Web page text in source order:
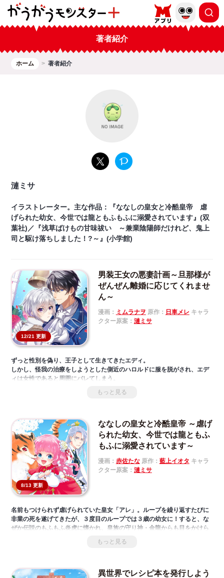
著者紹介
ホーム 著者紹介
漣ミサ
イラストレーター。主な作品：『ななしの皇女と冷酷皇帝 虐
げられた幼女、今世では龍ともふもふに溺愛されています』(双
葉社)／『浅草ばけもの甘味祓い ～兼業陰陽師だけれど、鬼上
司と駆け落ちしました！?～』(小学館)
12/21 更新
男装王女の悪妻計画～旦那様が
ぜんぜん離婚に応じてくれませ
ん～
漫画： ミムラナヲ 原作： 日車メレ キャラ
クター原案： 漣ミサ
ずっと性別を偽り、王子として生きてきたエディ。
しかし、怪我の治療をしようとした側近のハロルドに服を脱がされ、エデ
ィは女性であると周囲にバレてしまう。
重い処罰を受ける覚悟をしたエディだったが、彼女に下った王命はハロル
そんな彼女の思いとは裏腹にハロルドに溺愛される充実した新婚生活が始
まってしまい―――‼
もっと見る
8/13 更新
‎ななしの皇女と冷酷皇帝 ～虐げ
られた幼女、今世では龍ともふ
もふに溺愛されています～
漫画： 赤佐たな原作： 藍上イオタ キャラ
クター原案： 漣ミサ
名前もつけられず虐げられていた皇女「アレ」。ループを繰り返すたびに
非業の死を遂げてきたが、３度目のループでは３歳の幼女に！すると、な
ぜか伝説のもふもふ炎虎に懐かれ、皇族の守り神・金龍からも目をかけら
れるように!? さらに、以前は無関心だった兄（皇太子）からは“天使”と
呼ばれ、冷酷無残と名高い父（皇帝）との関係にも変化が現れて――!?
もっと見る
異世界でレシピ本を発行しよう